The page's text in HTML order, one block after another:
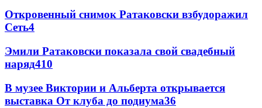
Откровенный снимок Ратаковски взбудоражил
Сеть4
Эмили Ратаковски показала свой свадебный
наряд410
В музее Виктории и Альберта открывается
выставка От клуба до подиума36